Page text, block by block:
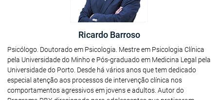
Ricardo Barroso
Psicólogo. Doutorado em Psicologia. Mestre em Psicologia Clínica
pela Universidade do Minho e Pós-graduado em Medicina Legal pela
Universidade do Porto. Desde há vários anos que tem dedicado
especial atenção aos processos de intervenção clínica nos
comportamentos agressivos em jovens e adultos. Autor do